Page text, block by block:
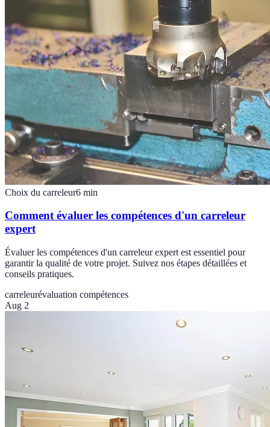
Choix du carreleur6 min
Comment évaluer les compétences d'un carreleur
expert
Évaluer les compétences d'un carreleur expert est essentiel pour
garantir la qualité de votre projet. Suivez nos étapes détaillées et
conseils pratiques.
carreleurévaluation compétences
Aug 2